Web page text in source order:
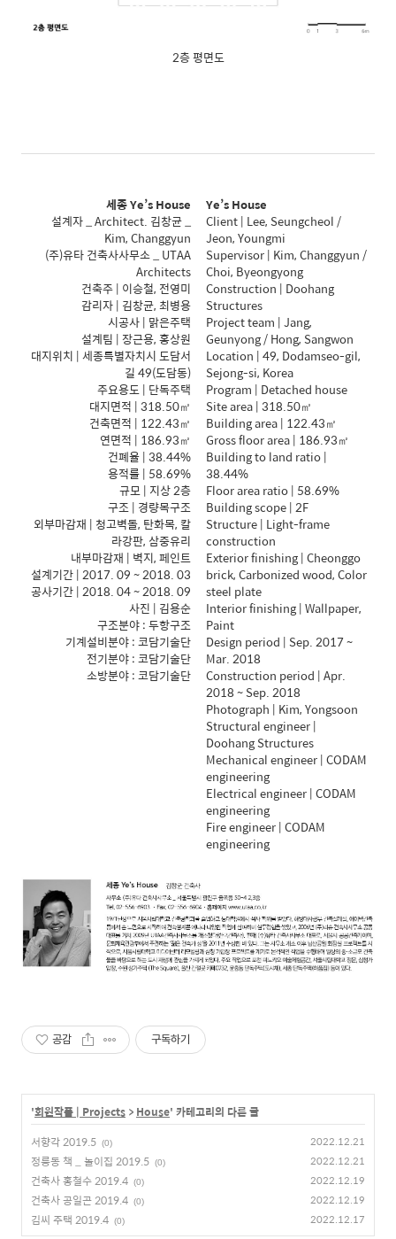
2층 평면도
세종 Ye’s House
설계자 _ Architect. 김창균 _
Kim, Changgyun
(주)유타 건축사사무소 _ UTAA
Architects
건축주 | 이승철, 전영미
감리자 | 김창균, 최병용
시공사 | 맑은주택
설계팀 | 장근용, 홍상원
대지위치 | 세종특별자치시 도담서
길 49(도담동)
주요용도 | 단독주택
대지면적 | 318.50㎡
건축면적 | 122.43㎡
연면적 | 186.93㎡
건폐율 | 38.44%
용적률 | 58.69%
규모 | 지상 2층
구조 | 경량목구조
외부마감재 | 청고벽돌, 탄화목, 칼
라강판, 삼중유리
내부마감재 | 벽지, 페인트
설계기간 | 2017. 09 ~ 2018. 03
공사기간 | 2018. 04 ~ 2018. 09
사진 | 김용순
구조분야 : 두항구조
기계설비분야 : 코담기술단
전기분야 : 코담기술단
소방분야 : 코담기술단
Ye’s House
Client | Lee, Seungcheol /
Jeon, Youngmi
Supervisor | Kim, Changgyun /
Choi, Byeongyong
Construction | Doohang
Structures
Project team | Jang,
Geunyong / Hong, Sangwon
Location | 49, Dodamseo-gil,
Sejong-si, Korea
Program | Detached house
Site area | 318.50㎡
Building area | 122.43㎡
Gross floor area | 186.93㎡
Building to land ratio |
38.44%
Floor area ratio | 58.69%
Building scope | 2F
Structure | Light-frame
construction
Exterior finishing | Cheonggo
brick, Carbonized wood, Color
steel plate
Interior finishing | Wallpaper,
Paint
Design period | Sep. 2017 ~
Mar. 2018
Construction period | Apr.
2018 ~ Sep. 2018
Photograph | Kim, Yongsoon
Structural engineer |
Doohang Structures
Mechanical engineer | CODAM
engineering
Electrical engineer | CODAM
engineering
Fire engineer | CODAM
engineering
공감 구독하기
'회원작품 | Projects > House' 카테고리의 다른 글
서향각 2019.5 (0) 2022.12.21
정릉동 책 _ 놀이집 2019.5 (0) 2022.12.21
건축사 홍철수 2019.4 (0) 2022.12.19
건축사 공일곤 2019.4 (0) 2022.12.19
김씨 주택 2019.4 (0) 2022.12.17